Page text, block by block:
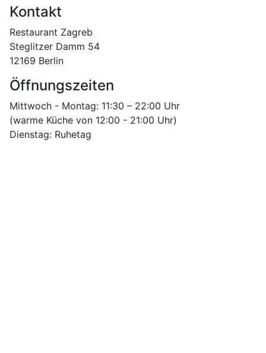
Kontakt
Restaurant Zagreb
Steglitzer Damm 54
12169 Berlin
Öffnungszeiten
Mittwoch - Montag: 11:30 – 22:00 Uhr
(warme Küche von 12:00 - 21:00 Uhr)
Dienstag: Ruhetag